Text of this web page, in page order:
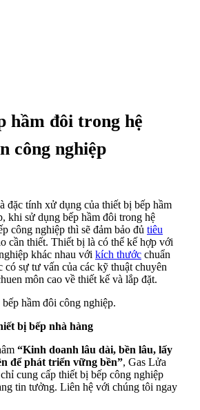
hầm đôi trong hệ
công nghiệp
đặc tính xử dụng của thiết bị bếp hầm
khi sử dụng bếp hầm đôi trong hệ
công nghiệp thì sẽ đảm bảo đủ tiêu
cần thiết. Thiết bị là có thể kế hợp với
khác nhau với kích thước chuẩn
có sự tư vấn của các kỹ thuật chuyên
môn cao về thiết kế và lắp đặt.
hầm đôi công nghiệp.
bị bếp nhà hàng
“Kinh doanh lâu dài, bền lâu, lấy
để phát triển vững bền”, Gas Lửa
cung cấp thiết bị bếp công nghiệp
tin tưởng. Liên hệ với chúng tôi ngay